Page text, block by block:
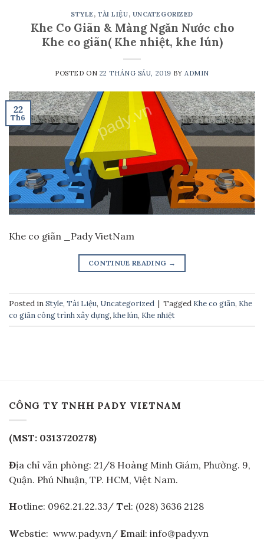
STYLE ,TÀI LIỆU, UNCATEGORIZED
Khe Co Giãn & Màng Ngăn Nước cho
Khe co giãn( Khe nhiệt, khe lún)
POSTED ON 22 THÁNG SÁU, 2019 BYADMIN
22
Th6
Khe co giãn _Pady VietNam
CONTINUE READING →
Posted inStyle, Tài Liệu, Uncategorized | Tagged Khe co giãn, Khe
co giãn công trình xây dựng, khe lún, Khe nhiệt
CÔNG TY TNHH PADY VIETNAM
(MST: 0313720278)
Địa chỉ văn phòng: 21/8 Hoàng Minh Giám, Phường. 9,
Quận. Phú Nhuận, TP. HCM, Việt Nam.
Hotline: 0962.21.22.33/ Tel: (028) 3636 2128
Webstie: www.pady.vn/ Email: info@pady.vn